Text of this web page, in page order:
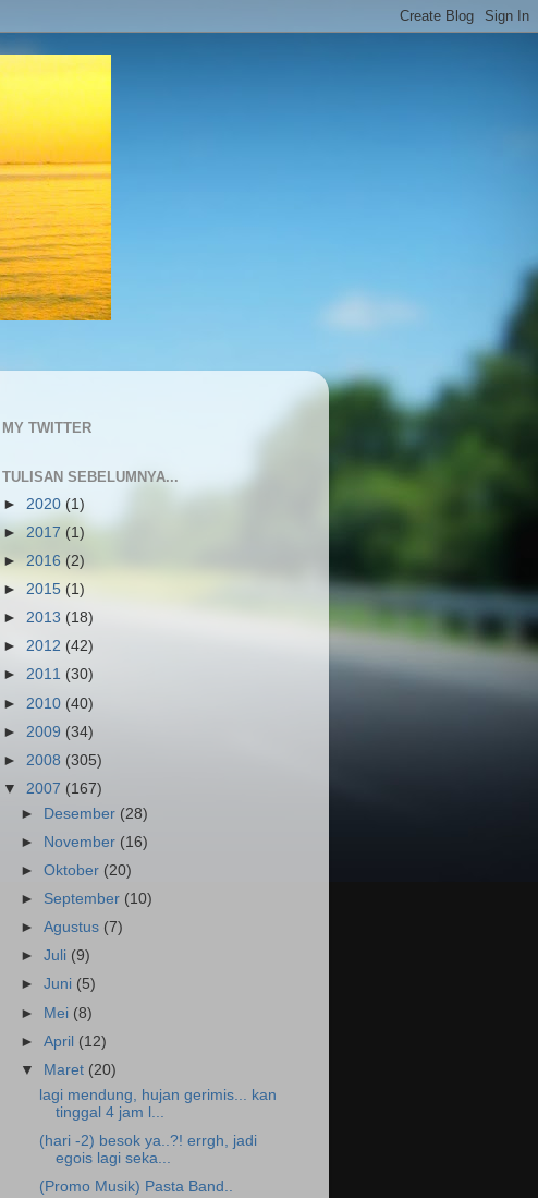
MY TWITTER
TULISAN SEBELUMNYA...
► 2020 (1)
► 2017 (1)
► 2016 (2)
► 2015 (1)
► 2013 (18)
► 2012 (42)
► 2011 (30)
► 2010 (40)
► 2009 (34)
► 2008 (305)
▼ 2007 (167)
► Desember (28)
►
November (16)
►Oktober (20)
► September (10)
►Agustus (7)
►Juli (9)
►Juni (5)
► Mei (8)
►April (12)
▼
Maret (20)
lagi mendung, hujan gerimis... kan
tinggal 4 jam l...
(hari -2) besok ya..?! errgh, jadi
egois lagi seka...
(Promo Musik) Pasta Band..